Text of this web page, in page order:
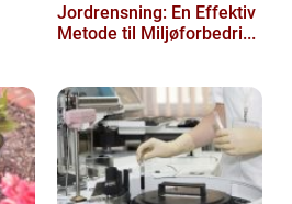
Jordrensning: En Effektiv
Metode til Miljøforbedri...